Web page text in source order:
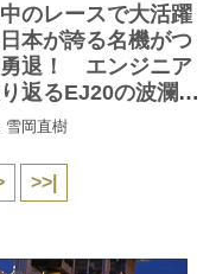
のレースで大活躍
本が誇る名機がつ
退！ エンジニア
返るEJ20の波瀾万
トリー
雪岡直樹
>>|